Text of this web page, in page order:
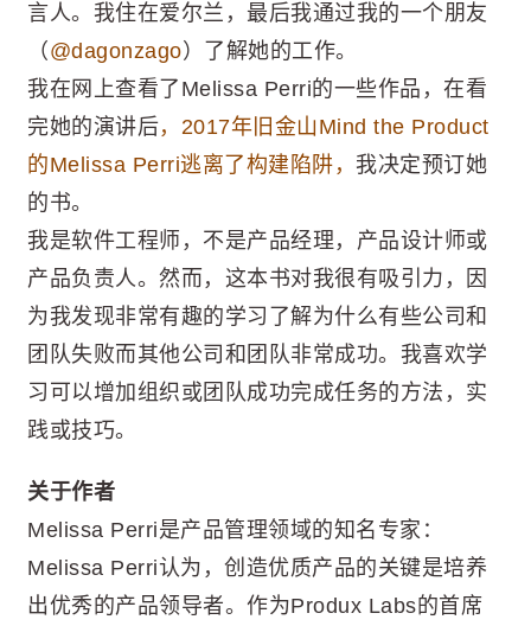
言人。我住在爱尔兰，最后我通过我的一个朋友
（ @dagonzago）了解她的工作。
我在网上查看了Melissa Perri的一些作品，在看
完她的演讲后，2017年旧金山Mind the Product
的Melissa Perri逃离了构建陷阱， 我决定预订她
的书。
我是软件工程师，不是产品经理，产品设计师或
产品负责人。然而，这本书对我很有吸引力，因
为我发现非常有趣的学习了解为什么有些公司和
团队失败而其他公司和团队非常成功。我喜欢学
习可以增加组织或团队成功完成任务的方法，实
践或技巧。
关于作者
Melissa Perri是产品管理领域的知名专家：
Melissa Perri认为，创造优质产品的关键是培养
出优秀的产品领导者。作为Produx Labs的首席